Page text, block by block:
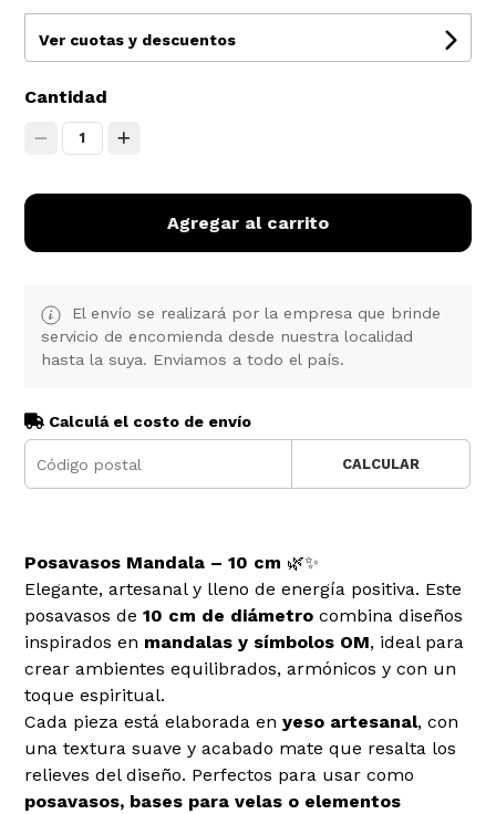
Ver cuotas y descuentos
Cantidad
1
Agregar al carrito
El envío se realizará por la empresa que brinde
servicio de encomienda desde nuestra localidad
hasta la suya. Enviamos a todo el país.
Calculá el costo de envío
CALCULAR
Posavasos Mandala – 10 cm 🌿✨
Elegante, artesanal y lleno de energía positiva. Este
posavasos de10 cm de diámetro combina diseños
inspirados en mandalas y símbolos OM, ideal para
crear ambientes equilibrados, armónicos y con un
toque espiritual.
Cada pieza está elaborada enyeso artesanal, con
una textura suave y acabado mate que resalta los
relieves del diseño. Perfectos para usar como
posavasos, bases para velas o elementos